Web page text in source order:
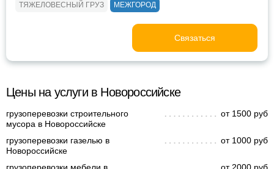
ТЯЖЕЛОВЕСНЫЙ ГРУЗ МЕЖГОРОД
Связаться
Цены на услуги в Новороссийске
грузоперевозки строительного
мусора в Новороссийске
от 1500 руб
грузоперевозки газелью в
Новороссийске
от 1000 руб